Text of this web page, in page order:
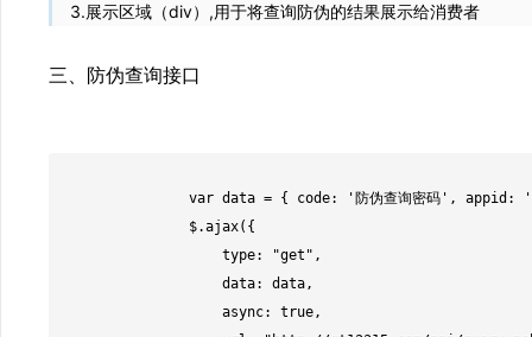
3.展示区域（div）,用于将查询防伪的结果展示给消费者
三、防伪查询接口